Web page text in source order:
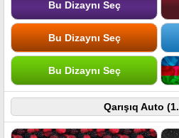
Bu Dizaynı Seç
Bu Dizaynı Seç
Bu Dizaynı Seç
Qarışıq Auto